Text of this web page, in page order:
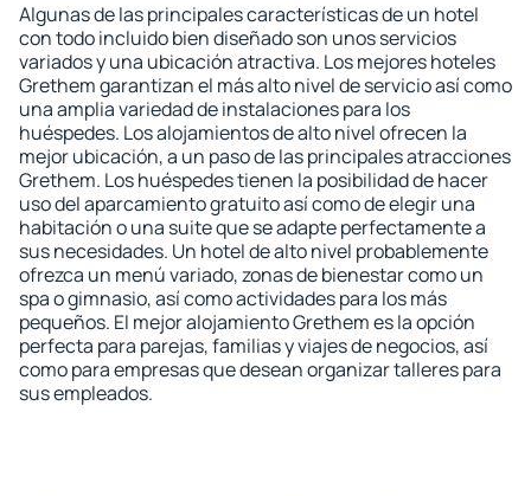
Algunas de las principales características de un hotel
con todo incluido bien diseñado son unos servicios
variados y una ubicación atractiva. Los mejores hoteles
Grethem garantizan el más alto nivel de servicio así como
una amplia variedad de instalaciones para los
huéspedes. Los alojamientos de alto nivel ofrecen la
mejor ubicación, a un paso de las principales atracciones
Grethem. Los huéspedes tienen la posibilidad de hacer
uso del aparcamiento gratuito así como de elegir una
habitación o una suite que se adapte perfectamente a
sus necesidades. Un hotel de alto nivel probablemente
ofrezca un menú variado, zonas de bienestar como un
spa o gimnasio, así como actividades para los más
pequeños. El mejor alojamiento Grethem es la opción
perfecta para parejas, familias y viajes de negocios, así
como para empresas que desean organizar talleres para
sus empleados.